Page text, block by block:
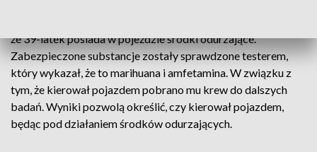
że 39-latek posiada w pojeździe środki odurzające.
Zabezpieczone substancje zostały sprawdzone testerem,
który wykazał, że to marihuana i amfetamina. W związku z
tym, że kierował pojazdem pobrano mu krew do dalszych
badań. Wyniki pozwolą określić, czy kierował pojazdem,
będąc pod działaniem środków odurzających.